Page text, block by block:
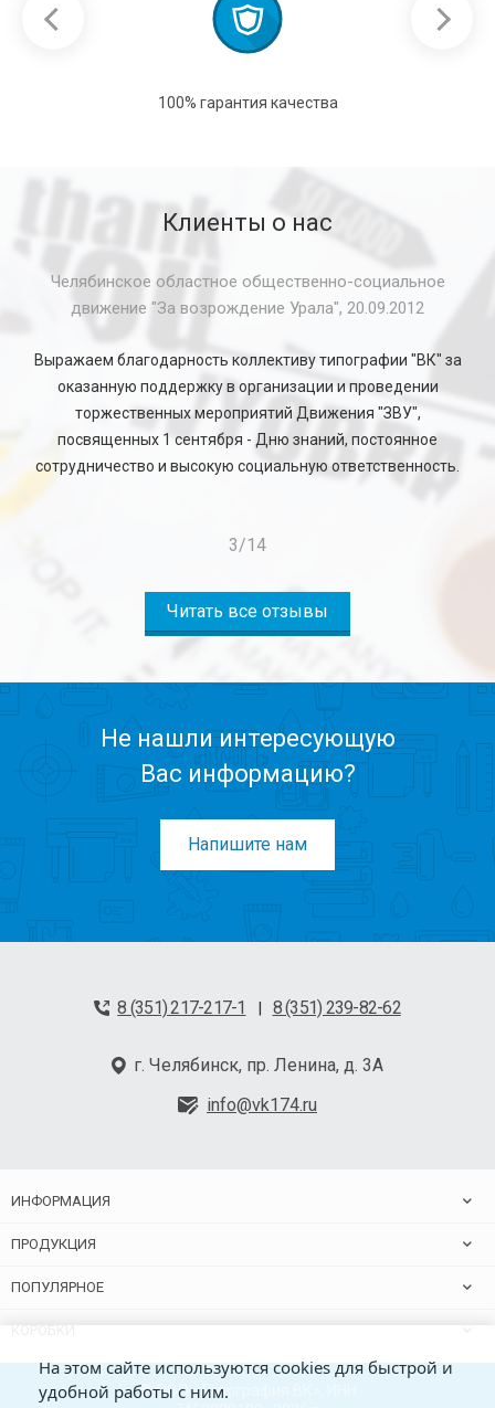
100% гарантия качества
Клиенты о нас
Челябинское областное общественно-социальное
движение "За возрождение Урала", 20.09.2012
Выражаем благодарность коллективу типографии "ВК" за
оказанную поддержку в организации и проведении
торжественных мероприятий Движения "ЗВУ",
посвященных 1 сентября - Дню знаний, постоянное
сотрудничество и высокую социальную ответственность.
4/14
Читать все отзывы
Не нашли интересующую
Вас информацию?
Напишите нам
8 (351) 217-217-1 | 8 (351) 239-82-62
г. Челябинск, пр. Ленина, д. 3А
info@vk174.ru
ИНФОРМАЦИЯ
ПРОДУКЦИЯ
ПОПУЛЯРНОЕ
© ООО «Типография ВК», ИНН
На этом сайте используются cookies для быстрой и
удобной работы с ним.